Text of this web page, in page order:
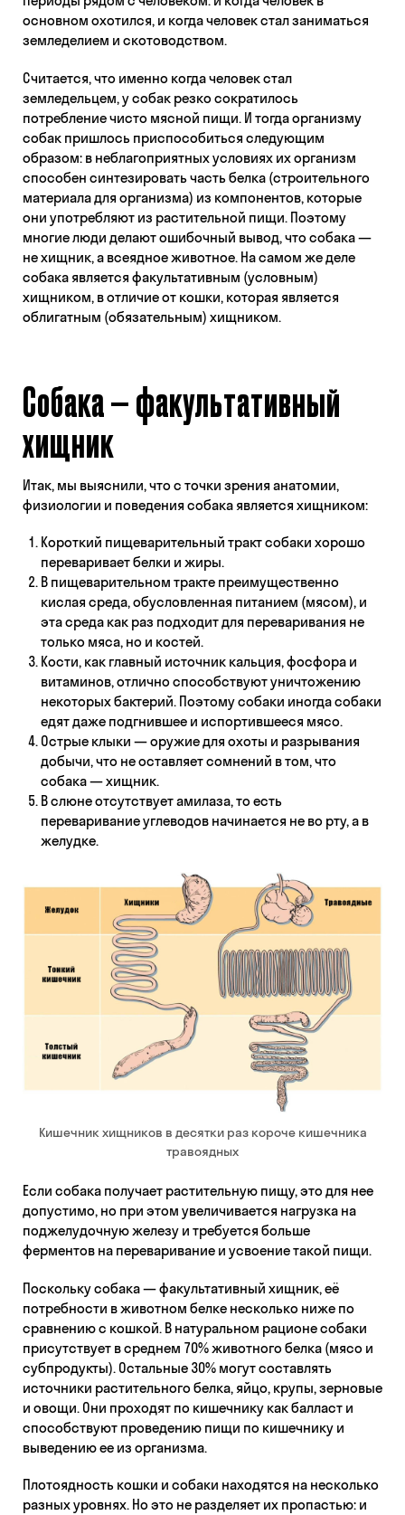
основном охотился, и когда человек стал заниматься
земледелием и скотоводством.
Считается, что именно когда человек стал
земледельцем, у собак резко сократилось
потребление чисто мясной пищи. И тогда организму
собак пришлось приспособиться следующим
образом: в неблагоприятных условиях их организм
способен синтезировать часть белка (строительного
материала для организма) из компонентов, которые
они употребляют из растительной пищи. Поэтому
многие люди делают ошибочный вывод, что собака —
не хищник, а всеядное животное. На самом же деле
собака является факультативным (условным)
хищником, в отличие от кошки, которая является
облигатным (обязательным) хищником.
Собака — факультативный
хищник
Итак, мы выяснили, что с точки зрения анатомии,
физиологии и поведения собака является хищником:
Короткий пищеварительный тракт собаки хорошо
переваривает белки и жиры.
В пищеварительном тракте преимущественно
кислая среда, обусловленная питанием (мясом), и
эта среда как раз подходит для переваривания не
только мяса, но и костей.
Кости, как главный источник кальция, фосфора и
витаминов, отлично способствуют уничтожению
некоторых бактерий. Поэтому собаки иногда собаки
едят даже подгнившее и испортившееся мясо.
Острые клыки — оружие для охоты и разрывания
добычи, что не оставляет сомнений в том, что
собака — хищник.
В слюне отсутствует амилаза, то есть
переваривание углеводов начинается не во рту, а в
желудке.
Кишечник хищников в десятки раз короче кишечника
травоядных
Если собака получает растительную пищу, это для нее
допустимо, но при этом увеличивается нагрузка на
поджелудочную железу и требуется больше
ферментов на переваривание и усвоение такой пищи.
Поскольку собака — факультативный хищник, её
потребности в животном белке несколько ниже по
сравнению с кошкой. В натуральном рационе собаки
присутствует в среднем 70% животного белка (мясо и
субпродукты). Остальные 30% могут составлять
источники растительного белка, яйцо, крупы, зерновые
и овощи. Они проходят по кишечнику как балласт и
способствуют проведению пищи по кишечнику и
выведению ее из организма.
Плотоядность кошки и собаки находятся на несколько
разных уровнях. Но это не разделяет их пропастью: и